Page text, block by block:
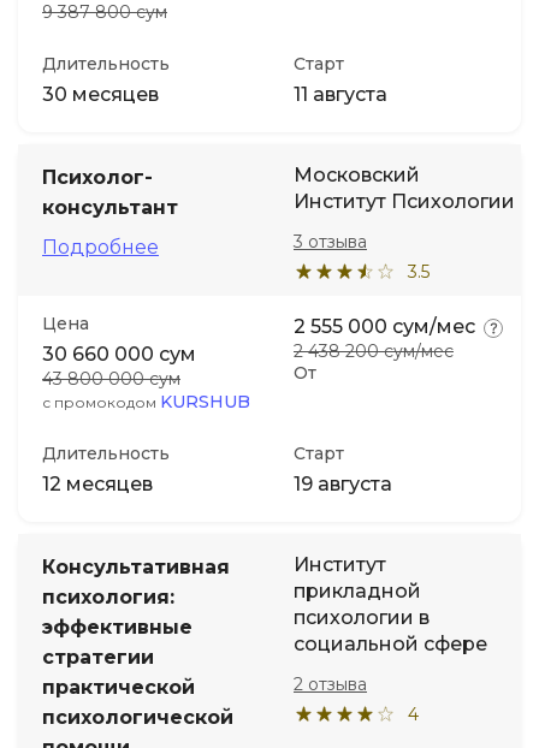
9 387 800 сум
Длительность
30 месяцев
Старт
11 августа
Психолог-
консультант
Подробнее
Московский
Институт Психологии
3.5
3 отзыва
Цена
30 660 000 сум
43 800 000 сум
с промокодом KURSHUB
От
2 555 000 сум/мес
2 438 200 сум/мес
Длительность
12 месяцев
Старт
19 августа
Консультативная
психология:
эффективные
стратегии
практической
психологической
Институт
прикладной
психологии в
социальной сфере
4
2 отзыва